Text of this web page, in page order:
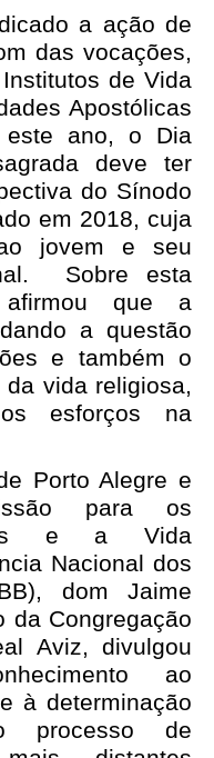
a ação de
das vocações,
de Vida
Apostólicas
este ano, o Dia
deve ter
do Sínodo
em 2018, cuja
jovem e seu
Sobre esta
que a
a questão
e também o
vida religiosa,
esforços na
Porto Alegre e
para os
e a Vida
Nacional dos
dom Jaime
da Congregação
Aviz, divulgou
ao
à determinação
processo de